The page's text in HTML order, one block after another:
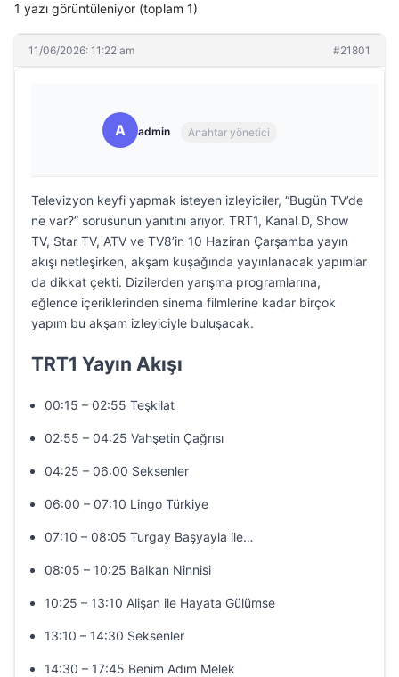
1 yazı görüntüleniyor (toplam 1)
11/06/2026: 11:22 am #21801
A admin Anahtar yönetici
Televizyon keyfi yapmak isteyen izleyiciler, “Bugün TV’de
ne var?” sorusunun yanıtını arıyor. TRT1, Kanal D, Show
TV, Star TV, ATV ve TV8’in 10 Haziran Çarşamba yayın
akışı netleşirken, akşam kuşağında yayınlanacak yapımlar
da dikkat çekti. Dizilerden yarışma programlarına,
eğlence içeriklerinden sinema filmlerine kadar birçok
yapım bu akşam izleyiciyle buluşacak.
TRT1 Yayın Akışı
00:15 – 02:55 Teşkilat
02:55 – 04:25 Vahşetin Çağrısı
04:25 – 06:00 Seksenler
06:00 – 07:10 Lingo Türkiye
07:10 – 08:05 Turgay Başyayla ile…
08:05 – 10:25 Balkan Ninnisi
10:25 – 13:10 Alişan ile Hayata Gülümse
13:10 – 14:30 Seksenler
14:30 – 17:45 Benim Adım Melek